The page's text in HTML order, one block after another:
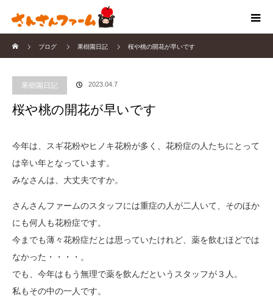
ブログ
果樹園日記 桜や桃の開花が早いです
果樹園日記 2023.04.7
桜や桃の開花が早いです
今年は、スギ花粉やヒノキ花粉が多く、花粉症の人たちにとって
は辛い年となっています。
みなさんは、大丈夫ですか。
さんさんファームのスタッフには重症の人が二人いて、そのほか
にも何人も花粉症です。
今までも薄々花粉症だとは思っていたけれど、薬を飲むほどでは
なかった・・・・。
でも、今年はもう無理で薬を飲んだというスタッフが３人。
私もその中の一人です。